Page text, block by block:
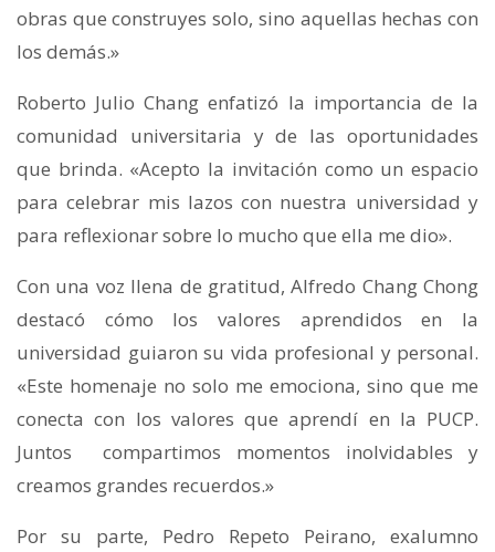
obras que construyes solo, sino aquellas hechas con
los demás.»
Roberto Julio Chang enfatizó la importancia de la
comunidad universitaria y de las oportunidades
que brinda. «Acepto la invitación como un espacio
para celebrar mis lazos con nuestra universidad y
para reflexionar sobre lo mucho que ella me dio».
Con una voz llena de gratitud, Alfredo Chang Chong
destacó cómo los valores aprendidos en la
universidad guiaron su vida profesional y personal.
«Este homenaje no solo me emociona, sino que me
conecta con los valores que aprendí en la PUCP.
Juntos compartimos momentos inolvidables y
creamos grandes recuerdos.»
Por su parte, Pedro Repeto Peirano, exalumno